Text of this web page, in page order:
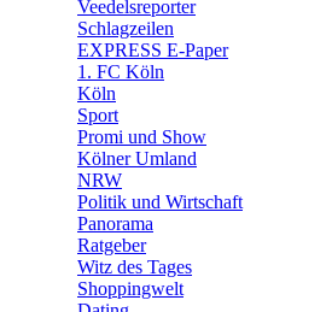
Veedelsreporter
Schlagzeilen
EXPRESS E-Paper
1. FC Köln
Köln
Sport
Promi und Show
Kölner Umland
NRW
Politik und Wirtschaft
Panorama
Ratgeber
Witz des Tages
Shoppingwelt